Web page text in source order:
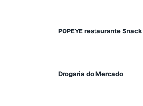
POPEYE restaurante
Drogaria do Mercado